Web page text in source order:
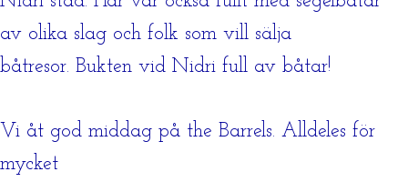
av olika slag och folk som vill sälja
båtresor. Bukten vid Nidri full av båtar!
Vi åt god middag på the Barrels. Alldeles för
mycket